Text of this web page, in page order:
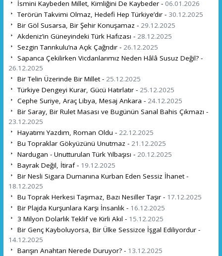
İsmini Kaybeden Millet, Kimliğini De Kaybeder - 06.01.2026
Terörün Takvimi Olmaz, Hedefi Hep Türkiye’dır - 30.12.2025
Bir Göl Susarsa, Bir Şehir Konuşamaz - 29.12.2025
Akdeniz’in Güneyindeki Türk Hafızası - 28.12.2025
Sezgin Tanrıkulu’na Açık Çağrıdır - 26.12.2025
Sapanca Çekilirken Vicdanlarımız Neden Hâlâ Susuz Değil? -
26.12.2025
Bir Telin Üzerinde Bir Millet - 25.12.2025
Türkiye Dengeyi Kurar, Gücü Hatırlatır - 25.12.2025
Cephe Suriye, Araç Libya, Mesaj Ankara - 24.12.2025
Bir Saray, Bir Rulet Masası ve Bugünün Sanal Bahis Çıkmazı -
23.12.2025
Hayatımı Yazdım, Roman Oldu - 22.12.2025
Bu Topraklar Gökyüzünü Unutmaz - 21.12.2025
Nardugan - Unutturulan Türk Yılbaşısı - 20.12.2025
Bayrak Değil, İtiraf - 19.12.2025
Bir Nesli Sigara Dumanına Kurban Eden Sessiz İhanet -
18.12.2025
Bu Toprak Herkesi Taşımaz, Bazı Nesiller Taşır - 17.12.2025
Bir Plajda Kurşunlara Karşı İnsanlık - 16.12.2025
3 Milyon Dolarlık Teklif ve Kirli Akıl - 15.12.2025
Bir Genç Kayboluyorsa, Bir Ülke Sessizce İşgal Ediliyordur -
14.12.2025
Barışın Anahtarı Nerede Duruyor? - 13.12.2025